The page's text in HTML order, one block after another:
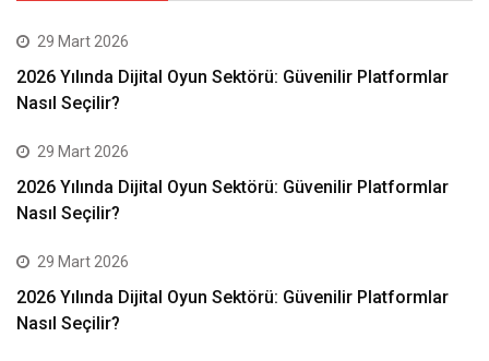
29 Mart 2026
2026 Yılında Dijital Oyun Sektörü: Güvenilir Platformlar
Nasıl Seçilir?
29 Mart 2026
2026 Yılında Dijital Oyun Sektörü: Güvenilir Platformlar
Nasıl Seçilir?
29 Mart 2026
2026 Yılında Dijital Oyun Sektörü: Güvenilir Platformlar
Nasıl Seçilir?